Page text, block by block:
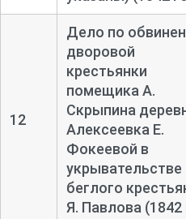
12
Дело по
дворовой
крестьянки
помещика А.
Скрыпина
Алексеевка Е.
Фокеевой в
укрывательстве
беглого
Я. Павлова (1842